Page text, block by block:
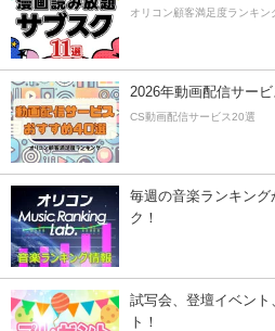
オリコン顧客満足度ランキン
2026年動画配信サー
CS動画配信サービス20選
毎週の音楽ランキン
ク！
試写会、登壇イベン
ト！